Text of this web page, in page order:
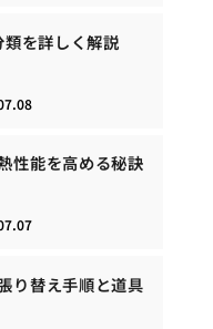
を詳しく解説
性能を高める秘訣
り替え手順と道具